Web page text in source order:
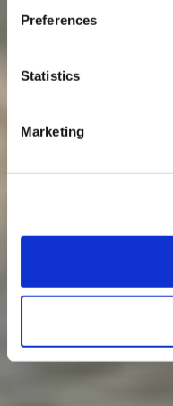
Preferences
Statistics
Marketing